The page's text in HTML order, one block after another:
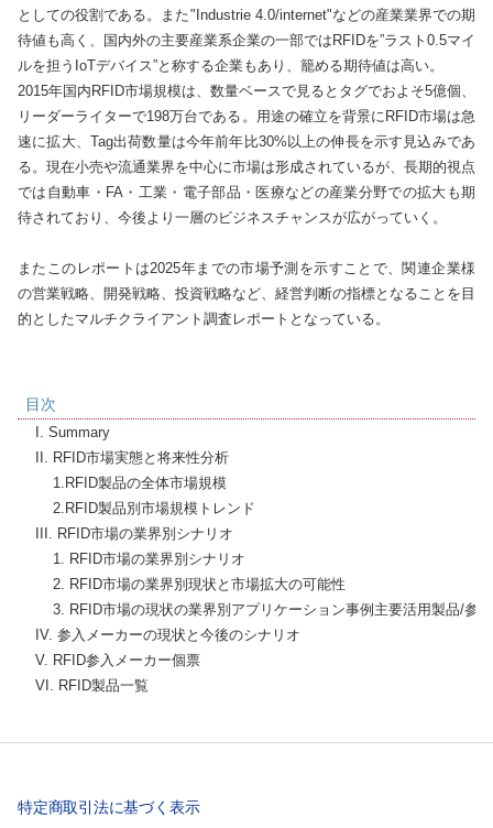
としての役割である。また"Industrie 4.0/internet"などの産業業界での期
待値も高く、国内外の主要産業系企業の一部ではRFIDを”ラスト0.5マイ
ルを担うIoTデバイス”と称する企業もあり、籠める期待値は高い。
2015年国内RFID市場規模は、数量ベースで見るとタグでおよそ5億個、
リーダーライターで198万台である。用途の確立を背景にRFID市場は急
速に拡大、Tag出荷数量は今年前年比30%以上の伸長を示す見込みであ
る。現在小売や流通業界を中心に市場は形成されているが、長期的視点
では自動車・FA・工業・電子部品・医療などの産業分野での拡大も期
待されており、今後より一層のビジネスチャンスが広がっていく。
またこのレポートは2025年までの市場予測を示すことで、関連企業様
の営業戦略、開発戦略、投資戦略など、経営判断の指標となることを目
的としたマルチクライアント調査レポートとなっている。
目次
    I. Summary
    II. RFID市場実態と将来性分析
        1.RFID製品の全体市場規模
        2.RFID製品別市場規模トレンド
    III. RFID市場の業界別シナリオ
        1. RFID市場の業界別シナリオ
        2. RFID市場の業界別現状と市場拡大の可能性
3. RFID市場の現状の業界別アプリケーション事例主要活用製品/参
    IV. 参入メーカーの現状と今後のシナリオ
    V. RFID参入メーカー個票
    VI. RFID製品一覧
特定商取引法に基づく表示